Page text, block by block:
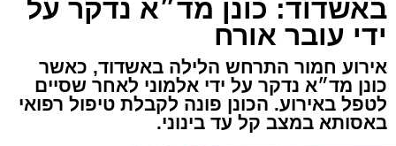
באשדוד: כונן מד״א נדקר על
ידי עובר אורח
אירוע חמור התרחש הלילה באשדוד, כאשר
כונן מד״א נדקר על ידי אלמוני לאחר שסיים
לטפל באירוע. הכונן פונה לקבלת טיפול רפואי
באסותא במצב קל עד בינוני.